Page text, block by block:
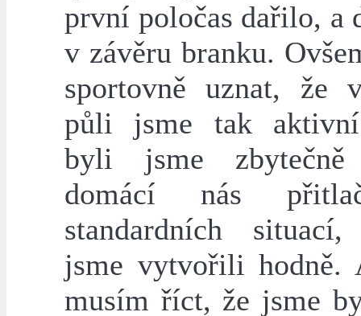
první poločas dařilo, a
v závěru branku.
sportovně uznat, že
půli jsme tak
byli jsme zbytečně
domácí nás
standardních
jsme vytvořili hodně.
musím říct, že jsme